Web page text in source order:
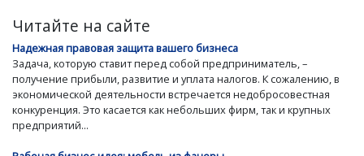
Читайте на сайте
Надежная правовая защита вашего бизнеса
Задача, которую ставит перед собой предприниматель, –
получение прибыли, развитие и уплата налогов. К сожалению, в
экономической деятельности встречается недобросовестная
конкуренция. Это касается как небольших фирм, так и крупных
предприятий...